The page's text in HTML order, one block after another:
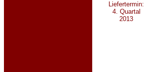
Liefertermin:
4. Quartal
2013